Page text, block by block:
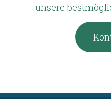
unsere